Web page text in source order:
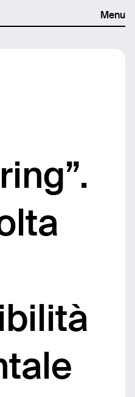
Menu